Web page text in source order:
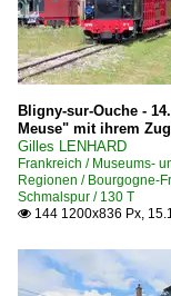
B 82500
Italien
ETR 400
Schweiz
Bligny-sur-Ouche -
Meuse" mit ihrem
Gilles LENHARD
Frankreich / Museums-
Regionen / Bourgogne-
Schmalspur / 130 T
 144 1200x836 Px,